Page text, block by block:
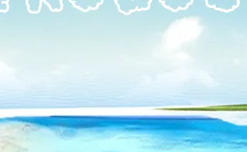
O Suncu: Corpus Astronomiae
Španski matematičar i astrolog, Heronimo